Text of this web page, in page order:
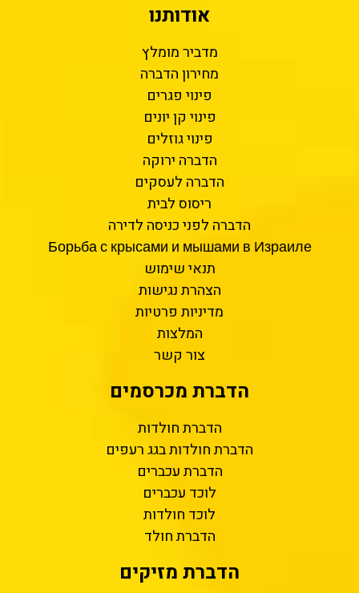
אודותנו
מדביר מומלץ
מחירון הדברה
פינוי פגרים
פינוי קן יונים
פינוי גוזלים
הדברה ירוקה
הדברה לעסקים
ריסוס לבית
הדברה לפני כניסה לדירה
Борьба с крысами и мышами в Израиле
תנאי שימוש
הצהרת נגישות
מדיניות פרטיות
המלצות
צור קשר
הדברת מכרסמים
הדברת חולדות
הדברת חולדות בגג רעפים
הדברת עכברים
לוכד עכברים
לוכד חולדות
הדברת חולד
הדברת מזיקים